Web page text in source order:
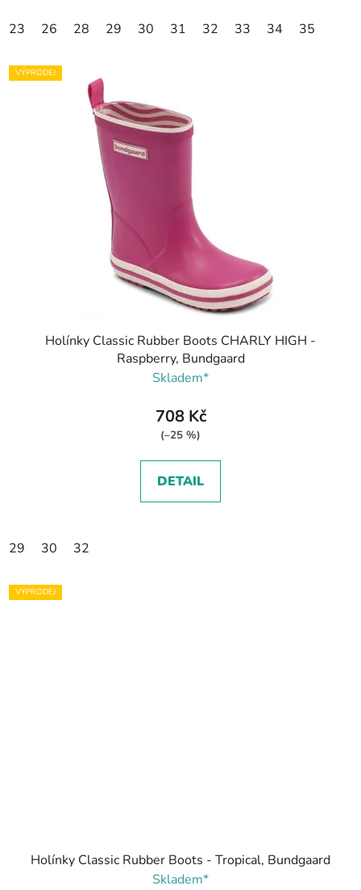
23 26 28 29 30 31 32 33 34 35
VÝPRODEJ
Holínky Classic Rubber Boots CHARLY HIGH -
Raspberry, Bundgaard
Skladem*
708 Kč
(–25 %)
DETAIL
29 30 32
VÝPRODEJ
Holínky Classic Rubber Boots - Tropical, Bundgaard
Skladem*